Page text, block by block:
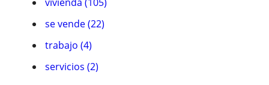
se vende (22)
trabajo (4)
servicios (2)